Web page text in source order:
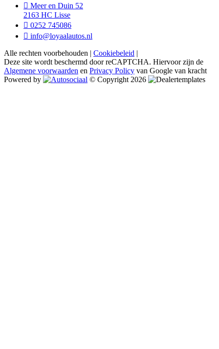
Meer en Duin 52
2163 HC Lisse
0252 745086
info@loyaalautos.nl
Alle rechten voorbehouden | Cookiebeleid |
Deze site wordt beschermd door reCAPTCHA. Hiervoor zijn de
Algemene voorwaarden en Privacy Policy van Google van kracht
Powered by
© Copyright 2026